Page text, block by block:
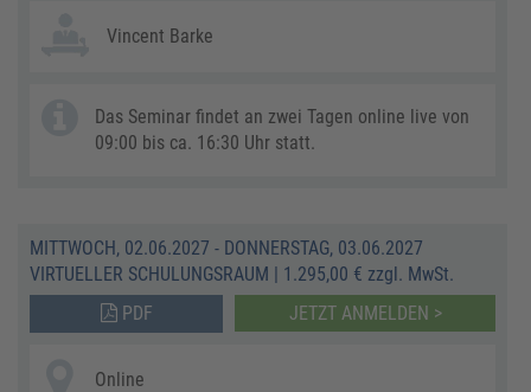
Vincent Barke
Das Seminar findet an zwei Tagen online live von
09:00 bis ca. 16:30 Uhr statt.
MITTWOCH, 02.06.2027 - DONNERSTAG, 03.06.2027
VIRTUELLER SCHULUNGSRAUM | 1.295,00 € zzgl. MwSt.
PDF
JETZT ANMELDEN >
Online